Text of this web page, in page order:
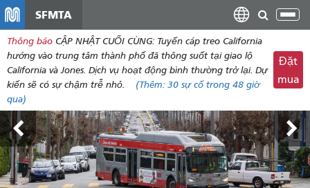
dung
SFMTA
Thông báo CẬP NHẬT CUỐI CÙNG: Tuyến cáp treo California
hướng vào trung tâm thành phố đã thông suốt tại giao lộ
California và Jones. Dịch vụ hoạt động bình thường trở lại. Dự
kiến ​​sẽ có sự chậm trễ nhỏ.
(Thêm: 30 sự cố trong 48 giờ
qua)
Đặt
mua